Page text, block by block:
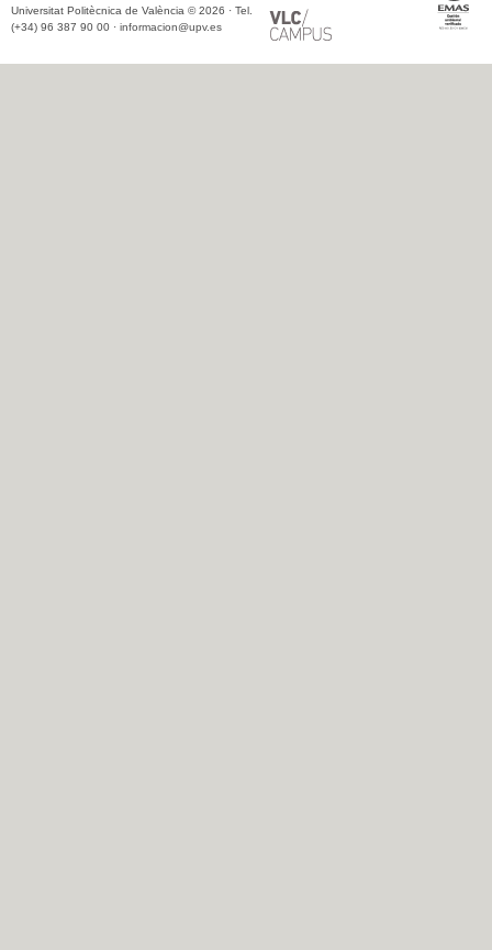
Universitat Politècnica de València © 2026 · Tel.
(+34) 96 387 90 00 · informacion@upv.es